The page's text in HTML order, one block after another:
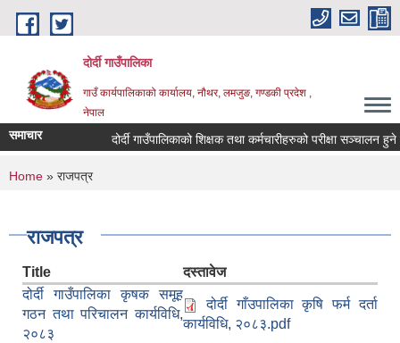
Skip to main content
दोर्दी गाउँपालिका
गाउँ कार्यपालिकाको कार्यालय, नौथर, लमजुङ, गण्डकी प्रदेश ,
नेपाल
समाचार दोर्दी गाउँपालिकाको शिक्षक तथा कर्मचारीहरुको परीक्षा सञ्चालन हुने
You are here
Home » राजपत्र
राजपत्र
Title
दस्तावेज
दोर्दी गाउँपालिका कृषक समूह
गठन तथा परिचालन कार्यविधि,
२०८३
दोर्दी गाँउपालिका कृषि फर्म दर्ता
कार्यविधि, २०८३.pdf